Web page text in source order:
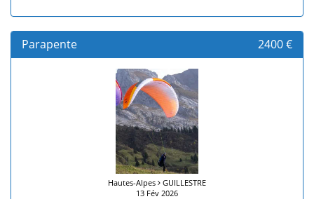
Parapente 2400 €
Hautes-Alpes
GUILLESTRE
13 Fév 2026